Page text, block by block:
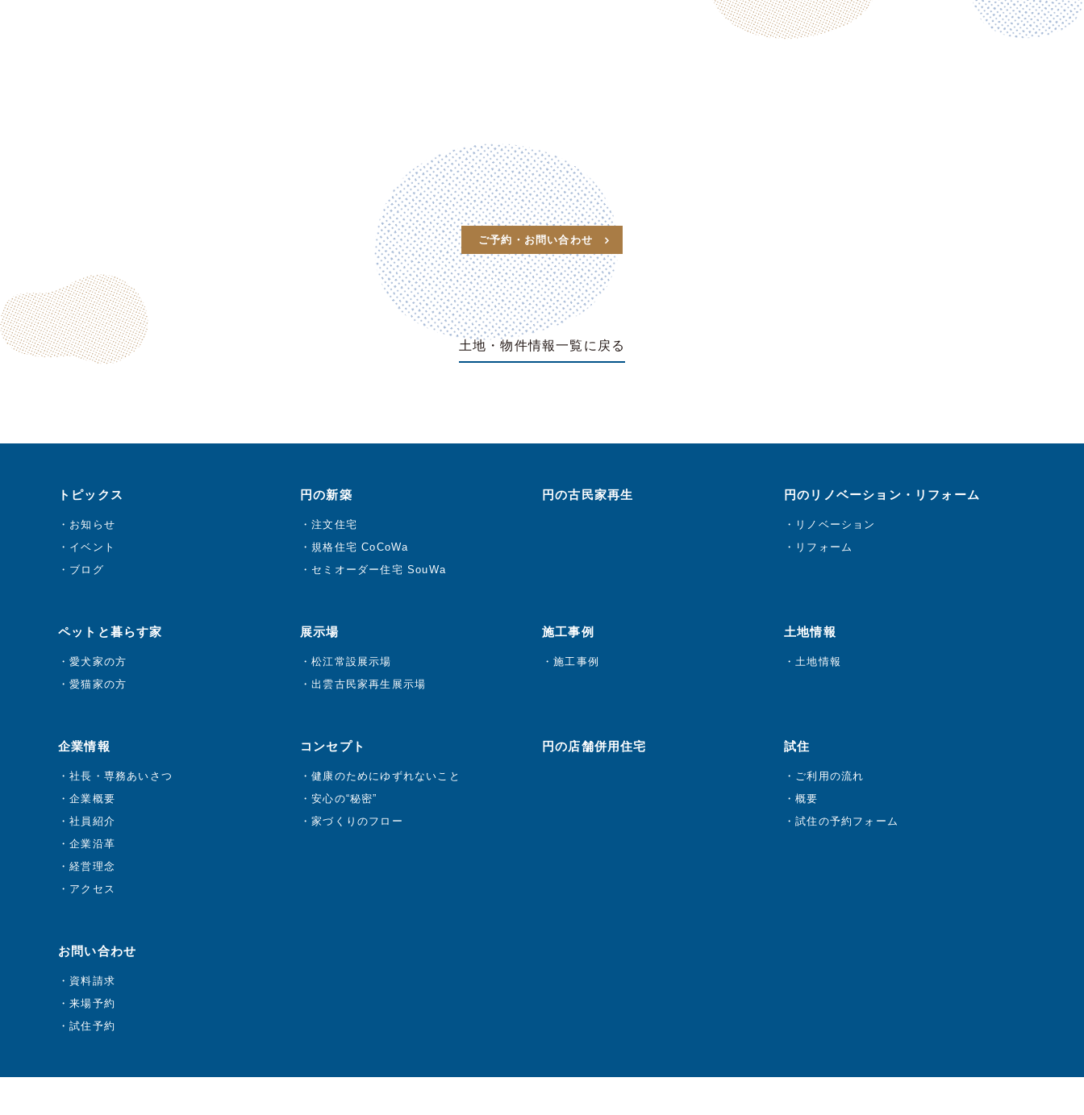
ご予約・お問い合わせ
土地・物件情報一覧に戻る
トピックス
お知らせ
イベント
ブログ
円の新築
注文住宅
規格住宅 CoCoWa
セミオーダー住宅 SouWa
円の古民家再生 円のリノベーション・リフォーム
リノベーション
リフォーム
ペットと暮らす家
愛犬家の方
愛猫家の方
展示場
松江常設展示場
出雲古民家再生展示場
施工事例
施工事例
土地情報
土地情報
企業情報
社長・専務あいさつ
企業概要
社員紹介
企業沿革
経営理念
アクセス
コンセプト
健康のためにゆずれないこと
安心の“秘密”
家づくりのフロー
円の店舗併用住宅 試住
ご利用の流れ
概要
試住の予約フォーム
お問い合わせ
資料請求
来場予約
試住予約